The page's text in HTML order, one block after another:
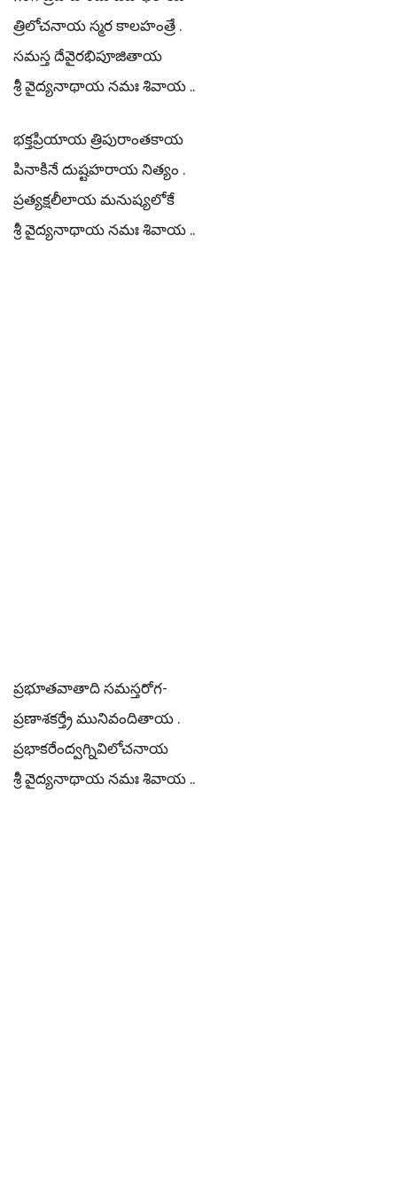
త్రిలోచనాయ స్మర కాలహంత్రే .
సమస్త దేవైరభిపూజితాయ
శ్రీ వైద్యనాథాయ నమః శివాయ ..
భక్తప్రియాయ త్రిపురాంతకాయ
పినాకినే దుష్టహరాయ నిత్యం .
ప్రత్యక్షలీలాయ మనుష్యలోకే
శ్రీ వైద్యనాథాయ నమః శివాయ ..
ప్రభూతవాతాది సమస్తరోగ-
ప్రణాశకర్త్రే మునివందితాయ .
ప్రభాకరేంద్వగ్నివిలోచనాయ
శ్రీ వైద్యనాథాయ నమః శివాయ ..